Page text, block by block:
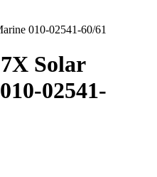
010-02541-60/61
Solar
02541-